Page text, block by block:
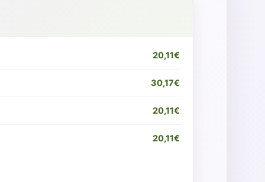
20,11€
30,17€
20,11€
20,11€